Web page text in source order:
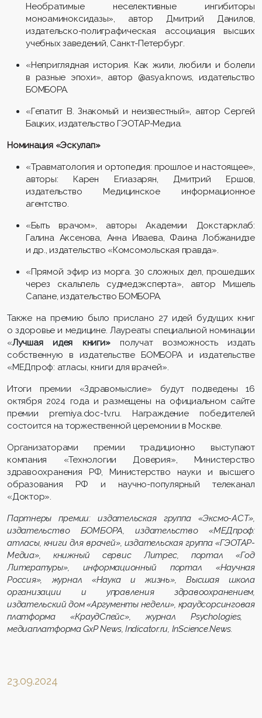
Необратимые неселективные ингибиторы
моноаминоксидазы», автор Дмитрий
Данилов,
издательско-полиграфическая ассоциация высших
учебных заведений, Санкт-Петербург.
«Неприглядная история. Как жили, любили и болели
в разные эпохи», автор @asya.knows , издательство
БОМБОРА.
«Гепатит В. Знакомый и неизвестный», автор Сергей
Бацких , издательство ГЭОТАР-Медиа.
Номинация «Эскулап»
«Травматология и ортопедия: прошлое и настоящее»,
авторы: Карен Егиазарян , Дмитрий Ершов,
издательство Медицинское информационное
агентство.
«Быть врачом», авторы Академии Докстарклаб:
Галина Аксенова, Анна Иваева , Фаина Лобжанидзе
и др., издательство «Комсомольская правда».
«Прямой эфир из морга. 30 сложных дел, прошедших
через скальпель судмедэксперта», автор Мишель
Сапане, издательство БОМБОРА.
Также на премию было прислано 27 идей будущих книг
о здоровье и медицине. Лауреаты специальной номинации
«Лучшая идея книги»получат возможность издать
собственную в издательстве БОМБОРА и издательстве
«МЕДпроф: атласы, книги для врачей».
Итоги премии «Здравомыслие» будут подведены 16
октября 2024 года и размещены на официальном сайте
премии premiya.doc-tv.ru. Награждение победителей
состоится на торжественной церемонии в Москве.
Организаторами премии традиционно выступают
компания «Технологии Доверия», Министерство
здравоохранения РФ, Министерство науки и высшего
образования РФ и научно-популярный телеканал
«Доктор».
Партнеры премии: издательская группа «Эксмо-АСТ»,
издательство БОМБОРА, издательство «МЕДпроф:
атласы, книги для врачей», издательская группа «ГЭОТАР-
Медиа», книжный сервис Литрес, портал «Год
Литературы», информационный портал «Научная
Россия», журнал «Наука и жизнь», Высшая школа
организации и управления здравоохранением,
издательский дом «Аргументы недели», краудсорсинговая
платформа «КраудСпейс», журналPsychologies,
медиаплатформа GxP News, Indicator.ru, InScience.News.
23.09.2024